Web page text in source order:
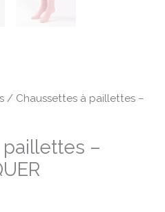
/ Chaussettes à paillettes –
–